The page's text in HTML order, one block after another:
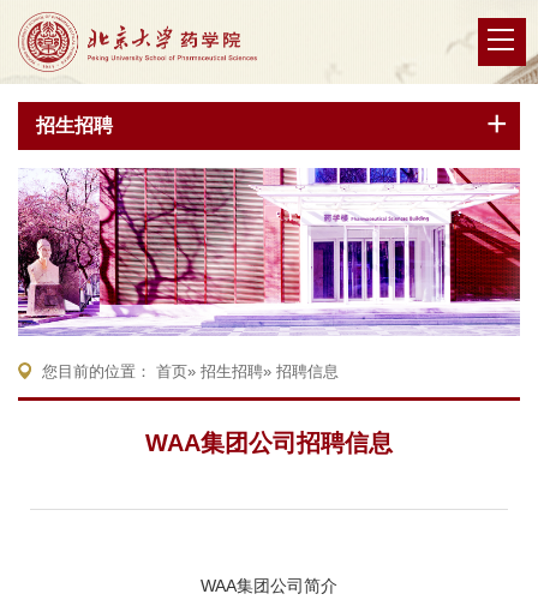
招生招聘
您目前的位置： 首页» 招生招聘» 招聘信息
WAA集团公司招聘信息
WAA集团公司简介